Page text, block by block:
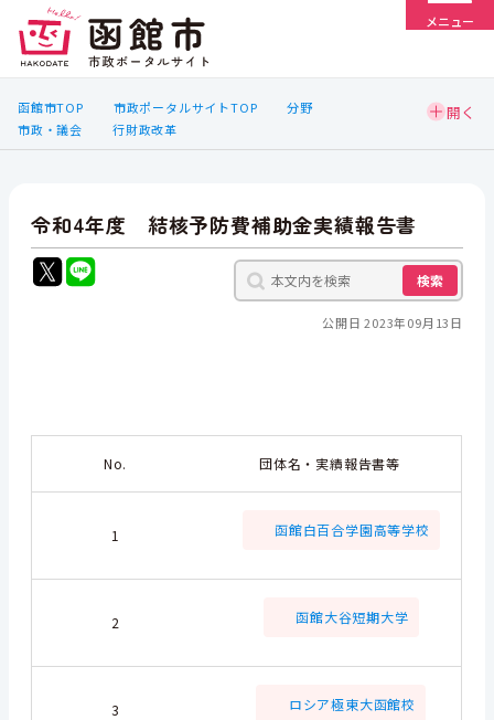
メニュー
函館市TOP 市政ポータルサイトTOP
分野
市政・議会
行財政改革
令和4年度 結核予防費補助金実績報告書
検索
公開日 2023年09月13日
No. 団体名・実績報告書等
1 函館白百合学園高等学校
2 函館大谷短期大学
3 ロシア極東大函館校